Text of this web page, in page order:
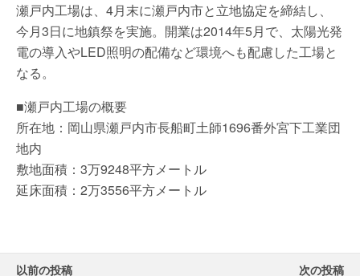
瀬戸内工場は、4月末に瀬戸内市と立地協定を締結し、
今月3日に地鎮祭を実施。開業は2014年5月で、太陽光発
電の導入やLED照明の配備など環境へも配慮した工場と
なる。
■瀬戸内工場の概要
所在地：岡山県瀬戸内市長船町土師1696番外宮下工業団
地内
敷地面積：3万9248平方メートル
延床面積：2万3556平方メートル
以前の投稿 次の投稿